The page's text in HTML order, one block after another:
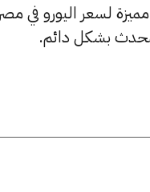
بشكل دائم.